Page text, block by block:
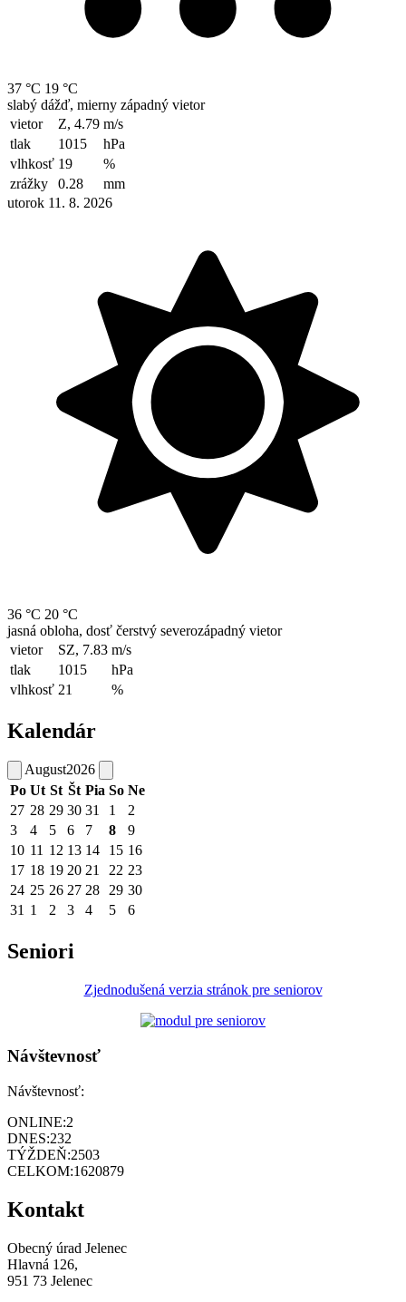
37 °C 19 °C
slabý dážď, mierny západný vietor
vietor
Z, 4.79 m/s
tlak
1015
hPa
vlhkosť 19
%
zrážky
0.28
mm
utorok 11. 8. 2026
36 °C 20 °C
jasná obloha, dosť čerstvý severozápadný vietor
vietor
SZ, 7.83 m/s
tlak
1015
hPa
vlhkosť 21 %
Kalendár
August2026
Po Ut St Št Pia So Ne
27 28 29 30 31 1
2
3
4 5 6 7 8
9
10 11 12 13 14 15 16
17 18 19 20 21 22 23
24 25 26 27 28 29 30
31 1 2 3 4 5 6
Seniori
Zjednodušená verzia stránok pre seniorov
Návštevnosť
Návštevnosť:
ONLINE:2
DNES:232
TÝŽDEŇ:2503
CELKOM:1620879
Kontakt
Obecný úrad Jelenec
Hlavná 126,
951 73 Jelenec